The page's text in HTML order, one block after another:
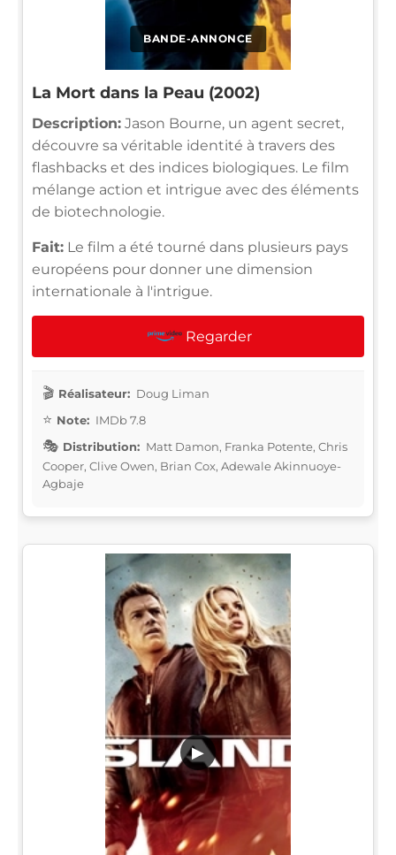
BANDE-ANNONCE
La Mort dans la Peau (2002)
Description: Jason Bourne, un agent secret,
découvre sa véritable identité à travers des
flashbacks et des indices biologiques. Le film
mélange action et intrigue avec des éléments
de biotechnologie.
Fait: Le film a été tourné dans plusieurs pays
européens pour donner une dimension
internationale à l'intrigue.
Regarder
Réalisateur: Doug Liman
Note: IMDb 7.8
Distribution: Matt Damon, Franka Potente, Chris
Cooper, Clive Owen, Brian Cox, Adewale Akinnuoye-
Agbaje
▶